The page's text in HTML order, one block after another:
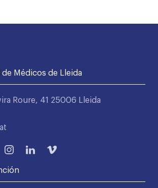
Médicos de Lleida
Roure, 41 25006 Lleida